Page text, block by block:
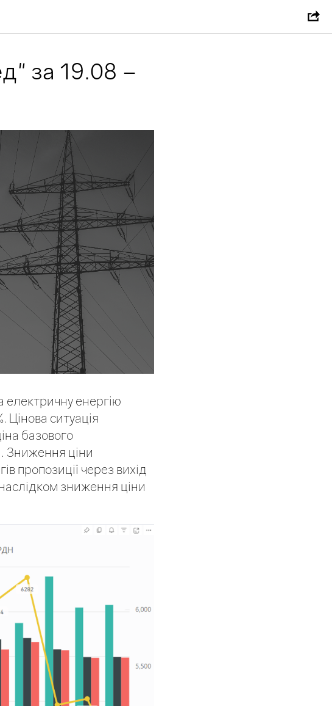
за 19.08 –
енергію
Цінова ситуація
базового
Зниження ціни
пропозиції через вихід
зниження ціни